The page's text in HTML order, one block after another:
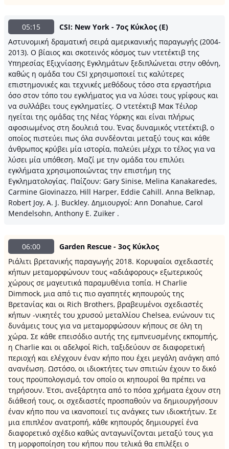
05:15
CSI: New York - 7ος Κύκλος (Ε)
Αστυνομική δραματική σειρά αμερικανικής παραγωγής (2004-
2013). Ο βίαιος και σκοτεινός κόσμος των ντετέκτιβ της
Υπηρεσίας Εξιχνίασης Εγκλημάτων ξεδιπλώνεται στην οθόνη,
καθώς η ομάδα του CSI χρησιμοποιεί τις καλύτερες
επιστημονικές και τεχνικές μεθόδους τόσο στα εργαστήρια
όσο στον τόπο του εγκλήματος για να λύσει τους γρίφους και
να συλλάβει τους εγκληματίες. Ο ντετέκτιβ Μακ Τέιλορ
ηγείται της ομάδας της Νέας Υόρκης και είναι πλήρως
αφοσιωμένος στη δουλειά του. Ένας δυναμικός ντετέκτιβ, ο
οποίος πιστεύει πως όλα συνδέονται μεταξύ τους και κάθε
άνθρωπος κρύβει μία ιστορία, παλεύει μέχρι το τέλος για να
λύσει μία υπόθεση. Μαζί με την ομάδα του επιλύει
εγκλήματα χρησιμοποιώντας την επιστήμη της
Εγκληματολογίας. Παίζουν: Gary Sinise, Melina Kanakaredes,
Carmine Giovinazzo, Hill Harper, Eddie Cahill. Anna Belknap,
Robert Joy, A. J. Buckley. Δημιουργοί: Ann Donahue, Carol
Mendelsohn, Anthony E. Zuiker .
06:00
Garden Rescue - 3ος Κύκλος
Ριάλιτι βρετανικής παραγωγής 2018. Κορυφαίοι σχεδιαστές
κήπων μεταμορφώνουν τους «αδιάφορους» εξωτερικούς
χώρους σε μαγευτικά παραμυθένια τοπία. Η Charlie
Dimmock, μια από τις πιο αγαπητές κηπουρούς της
Βρετανίας και οι Rich Brothers, βραβευμένοι σχεδιαστές
κήπων -νικητές του χρυσού μεταλλίου Chelsea, ενώνουν τις
δυνάμεις τους για να μεταμορφώσουν κήπους σε όλη τη
χώρα. Σε κάθε επεισόδιο αυτής της εμπνευσμένης εκπομπής,
η Charlie και οι αδελφοί Rich, ταξιδεύουν σε διαφορετική
περιοχή και ελέγχουν έναν κήπο που έχει μεγάλη ανάγκη από
ανανέωση. Ωστόσο, οι ιδιοκτήτες των σπιτιών έχουν το δικό
τους προϋπολογισμό, τον οποίο οι κηπουροί θα πρέπει να
τηρήσουν. Έτσι, ανεξάρτητα από το πόσα χρήματα έχουν στη
διάθεσή τους, οι σχεδιαστές προσπαθούν να δημιουργήσουν
έναν κήπο που να ικανοποιεί τις ανάγκες των ιδιοκτήτων. Σε
μια επιπλέον ανατροπή, κάθε κηπουρός δημιουργεί ένα
διαφορετικό σχέδιο καθώς ανταγωνίζονται μεταξύ τους για
τη μορφοποίηση του κήπου που τελικά θα επιλέξει ο